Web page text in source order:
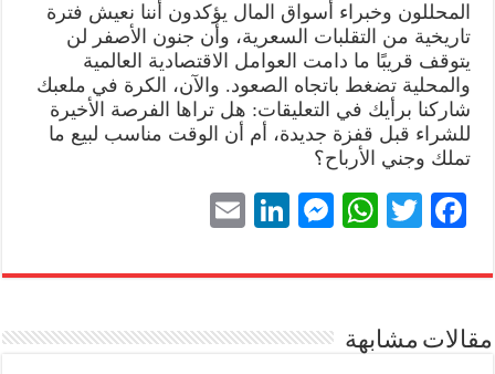
المحللون وخبراء أسواق المال يؤكدون أننا نعيش فترة
تاريخية من التقلبات السعرية، وأن جنون الأصفر لن
يتوقف قريبًا ما دامت العوامل الاقتصادية العالمية
والمحلية تضغط باتجاه الصعود. والآن، الكرة في ملعبك
شاركنا برأيك في التعليقات: هل تراها الفرصة الأخيرة
للشراء قبل قفزة جديدة، أم أن الوقت مناسب لبيع ما
تملك وجني الأرباح؟
Fa
bo
T
tte
W
ts
pp
M
se
er
Li
ed
ail
مقالات مشابهة